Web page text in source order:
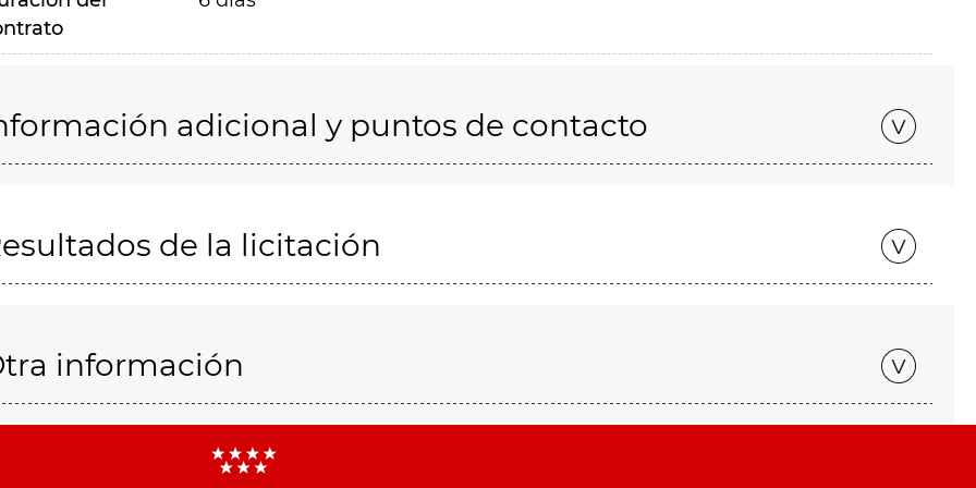
adicional y puntos de contacto
de la licitación
información